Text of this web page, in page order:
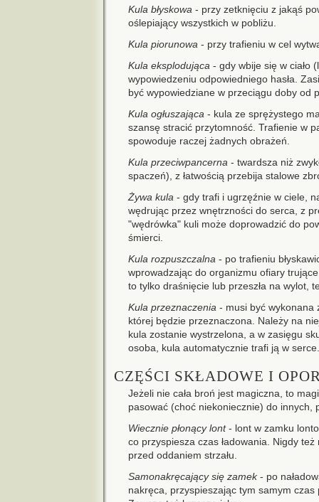
Kula błyskowa - przy zetknięciu z jakąś
oślepiający wszystkich w pobliżu.
Kula piorunowa - przy trafieniu w cel
Kula eksplodująca - gdy wbije się w ciało
wypowiedzeniu odpowiedniego hasła.
być wypowiedziane w przeciągu doby od
Kula ogłuszająca - kula ze sprężystego
szansę stracić przytomność. Trafienie w
spowoduje raczej żadnych obrażeń.
Kula przeciwpancerna - twardsza niż
spaczeń), z łatwością przebija stalowe
Żywa kula - gdy trafi i ugrzęźnie w ciele,
wędrując przez wnętrzności do serca, z
"wędrówka" kuli może doprowadzić do
śmierci.
Kula rozpuszczalna - po trafieniu
wprowadzając do organizmu ofiary
to tylko draśnięcie lub przeszła na wylot,
Kula przeznaczenia - musi być wykonana
której będzie przeznaczona. Należy na
kula zostanie wystrzelona, a w zasięgu
osoba, kula automatycznie trafi ją w serce.
CZĘŚCI SKŁADOWE I
Jeżeli nie cała broń jest magiczna, to
pasować (choć niekoniecznie) do innych,
Wiecznie płonący lont- lont w zamku
co przyspiesza czas ładowania. Nigdy
przed oddaniem strzału.
Samonakręcający się zamek- po
nakręca, przyspieszając tym samym czas